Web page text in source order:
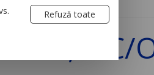
4 C/
Refuză toate